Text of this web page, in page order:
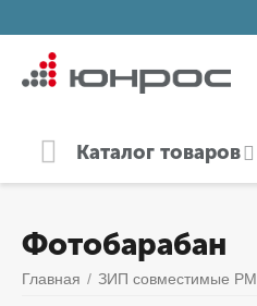
Каталог товаров
Фотобарабан
Главная / ЗИП совместимые РМ